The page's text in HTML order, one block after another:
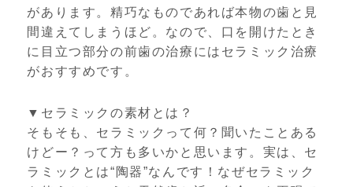
があります。精巧なものであれば本物の歯と見
間違えてしまうほど。なので、口を開けたとき
に目立つ部分の前歯の治療にはセラミック治療
がおすすめです。
▼セラミックの素材とは？
そもそも、セラミックって何？聞いたことある
けどー？って方も多いかと思います。実は、セ
ラミックとは“陶器”なんです！なぜセラミック